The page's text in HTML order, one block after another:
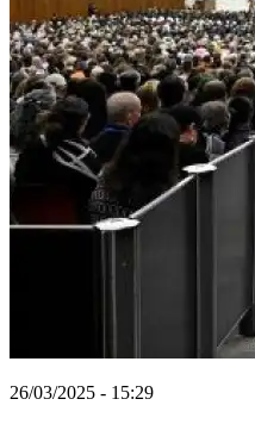
26/03/2025 - 15:29